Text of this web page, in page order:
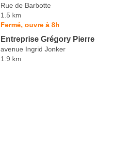
Rue de Barbotte
1.5 km
Fermé, ouvre à 8h
Entreprise Grégory Pierre
avenue Ingrid Jonker
1.9 km